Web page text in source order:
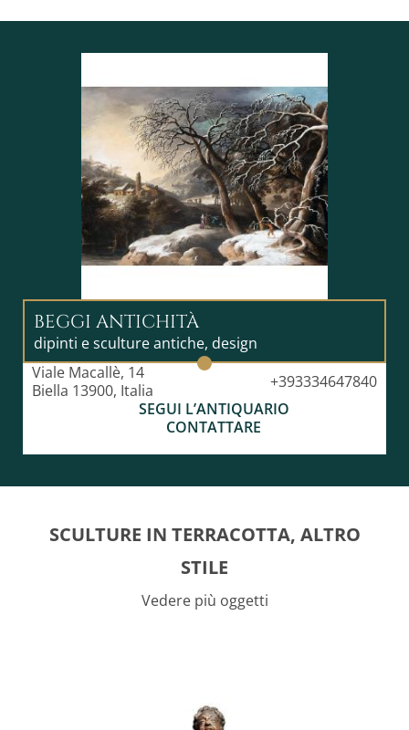
BEGGI ANTICHITÀ
dipinti e sculture antiche, design
Viale Macallè, 14
Biella 13900, Italia
+393334647840
SEGUI L’ANTIQUARIO
CONTATTARE
SCULTURE IN TERRACOTTA, ALTRO
STILE
Vedere più oggetti